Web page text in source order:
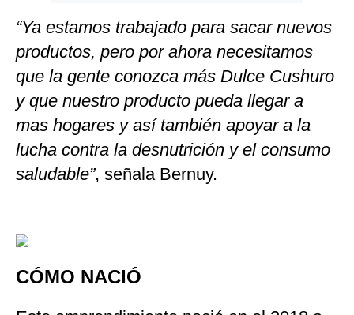
“Ya estamos trabajado para sacar nuevos
productos, pero por ahora necesitamos
que la gente conozca más Dulce Cushuro
y que nuestro producto pueda llegar a
mas hogares y así también apoyar a la
lucha contra la desnutrición y el consumo
saludable”, señala Bernuy.
CÓMO NACIÓ